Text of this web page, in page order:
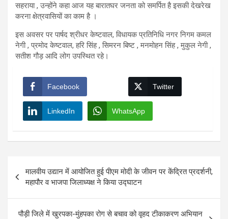
सहराया , उन्होंने कहा आज यह बारातघर जनता को समर्पित है इसकी देखरेख
करना क्षेत्रवासियों का काम है ।
इस अवसर पर पार्षद श्रीधर केष्टवाल, विधायक प्रतिनिधि नगर निगम कमल
नेगी , प्रमोद केष्टवाल, हरि सिंह , सिमरन बिष्ट , मनमोहन सिंह , मुकुल नेगी ,
सतीश गौड़ आदि लोग उपस्थित रहे।
Facebook Twitter
LinkedIn WhatsApp
navigation
मालवीय उद्यान में आयोजित हुई पीएम मोदी के जीवन पर केंद्रित प्रदर्शनी,
महापौर व भाजपा जिलाध्यक्ष ने किया उद्घाटन
पौड़ी जिले में खुरपका-मुंहपका रोग से बचाव को वृहद टीकाकरण अभियान